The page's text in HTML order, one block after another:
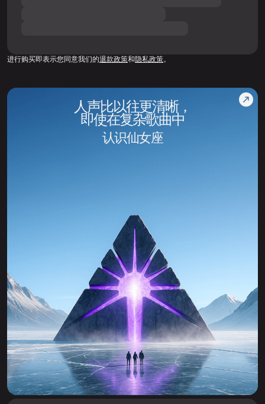
进行购买即表示您同意我们的退款政策和隐私政策。
人声比以往更清晰，
即使在复杂歌曲中
认识仙女座